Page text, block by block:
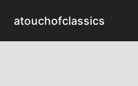
츠
atouchofclassics